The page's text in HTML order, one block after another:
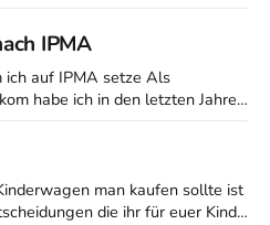
IPMA
auf IPMA setze Als
habe ich in den letzten Jahren
hat für mich einen ganz
– und ich möchte gerne
teilen, warum das so ist und wie ich davon profitiere. Was
man kaufen sollte ist
die ihr für euer Kind